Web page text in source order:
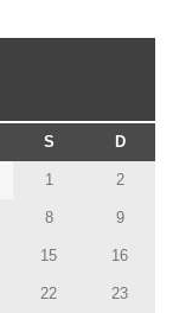
S D
1 2
8 9
15 16
22 23